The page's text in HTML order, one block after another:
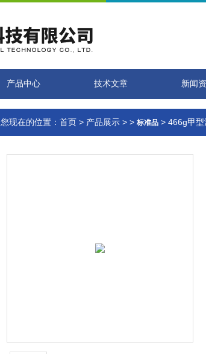
产品中心 技术文章 新闻
您现在的位置： 首页 > 产品展示 > > 标准品 > 466g甲